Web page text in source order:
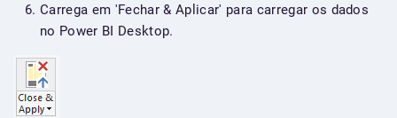
Carrega em 'Fechar & Aplicar' para carregar os dados
no Power BI Desktop.